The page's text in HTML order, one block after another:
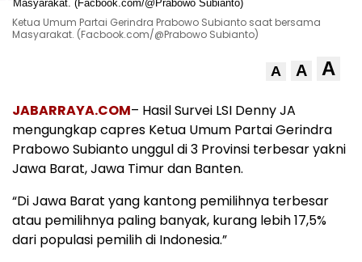
Ketua Umum Partai Gerindra Prabowo Subianto saat bersama
Masyarakat. (Facbook.com/@Prabowo Subianto)
A A A
JABARRAYA.COM– Hasil Survei LSI Denny JA
mengungkap capres Ketua Umum Partai Gerindra
Prabowo Subianto unggul di 3 Provinsi terbesar yakni
Jawa Barat, Jawa Timur dan Banten.
“Di Jawa Barat yang kantong pemilihnya terbesar
atau pemilihnya paling banyak, kurang lebih 17,5%
dari populasi pemilih di Indonesia.”